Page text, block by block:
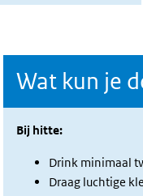
Wat kun je
Bij hitte:
Drink minimaal
Draag luchtige